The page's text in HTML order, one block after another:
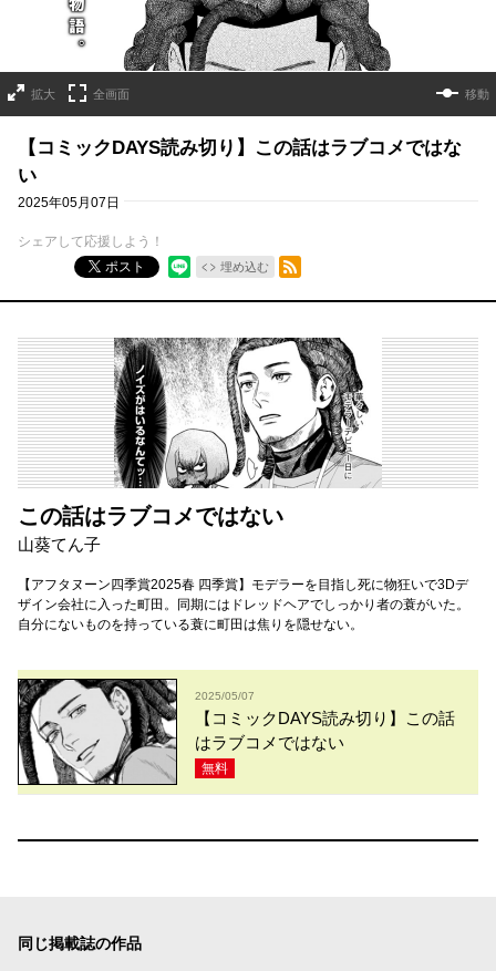
拡大 全画面 移動
【コミックDAYS読み切り】この話はラブコメではな
い
2025年05月07日
シェアして応援しよう！
ポスト
埋め込む
RSSフィード
この話はラブコメではない
山葵てん子
【アフタヌーン四季賞2025春 四季賞】モデラーを目指し死に物狂いで3Dデ
ザイン会社に入った町田。同期にはドレッドヘアでしっかり者の蓑がいた。
自分にないものを持っている蓑に町田は焦りを隠せない。
2025/05/07
【コミックDAYS読み切り】この話
はラブコメではない
無料
同じ掲載誌の作品